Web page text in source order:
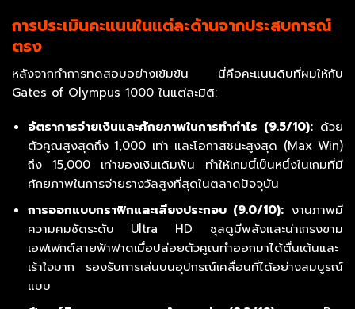
การประเมินคะแนนในแต่ละด้านจากประสบการณ์
ตรง
หลังจากทำการทดสอบอย่างเข้มข้น นี่คือคะแนนดิบที่ผมให้กับ
Gates of Olympus 1000 ในแต่ละมิติ:
อัตราการจ่ายเงินและศักยภาพในการทำกำไร (9.5/10):ด้วย
ตัวคูณสูงสุดถึง 1,000 เท่า และโอกาสชนะสูงสุด (Max Win)
ถึง 15,000 เท่าของเงินเดิมพัน ทำให้เกมนี้เป็นหนึ่งในเกมที่มี
ศักยภาพในการจ่ายรางวัลสูงที่สุดในตลาดปัจจุบัน
การออกแบบกราฟิกและเสียงประกอบ (9.0/10): งานภาพมี
ความคมชัดระดับ Ultra HD ซุสดูมีพลังและน่าเกรงขาม
เอฟเฟกต์สายฟ้าฟาดเมื่อปล่อยตัวคูณทำออกมาได้ตื่นเต้นและ
เร้าใจมาก รองรับการเล่นบนอุปกรณ์เคลื่อนที่ได้อย่างสมบูรณ์
แบบ